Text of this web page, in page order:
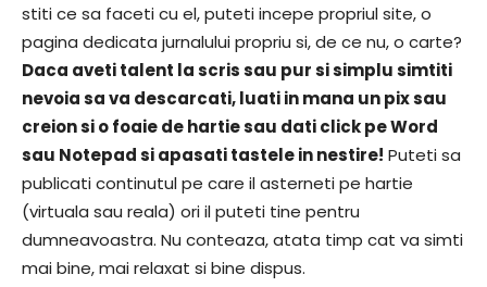
stiti ce sa faceti cu el, puteti incepe propriul site, o
pagina dedicata jurnalului propriu si, de ce nu, o carte?
Daca aveti talent la scris sau pur si simplu simtiti
nevoia sa va descarcati, luati in mana un pix sau
creion si o foaie de hartie sau dati click pe Word
sau Notepad si apasati tastele in nestire! Puteti sa
publicati continutul pe care il asterneti pe hartie
(virtuala sau reala) ori il puteti tine pentru
dumneavoastra. Nu conteaza, atata timp cat va simti
mai bine, mai relaxat si bine dispus.